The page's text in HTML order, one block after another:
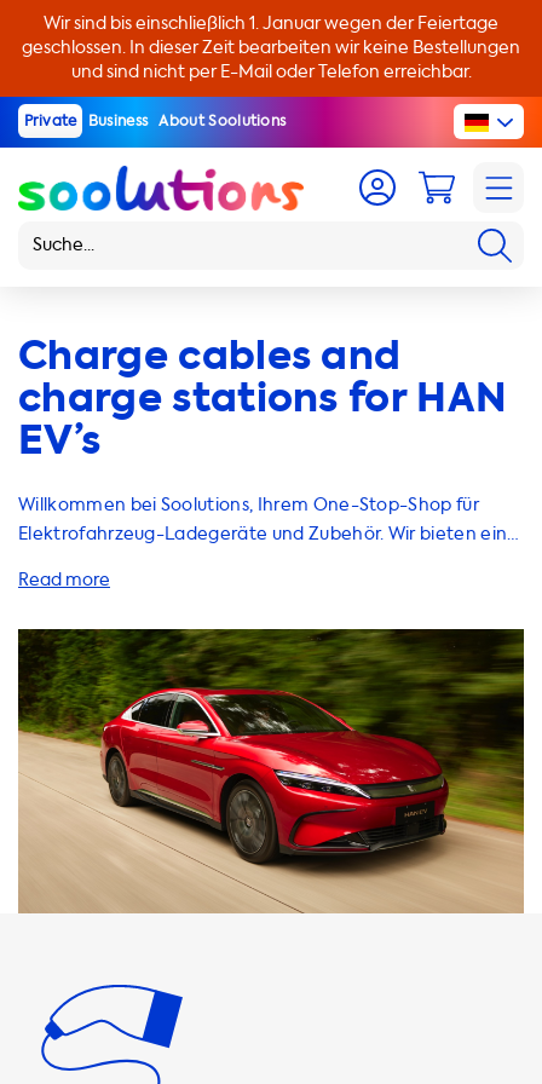
Wir sind bis einschließlich 1. Januar wegen der Feiertage
geschlossen. In dieser Zeit bearbeiten wir keine Bestellungen
und sind nicht per E-Mail oder Telefon erreichbar.
Private Business About Soolutions
Charge cables and
charge stations for HAN
EV’s
Willkommen bei Soolutions, Ihrem One-Stop-Shop für
Elektrofahrzeug-Ladegeräte und Zubehör. Wir bieten eine
Ihr Elektrofahrzeug-Ladeerlebnis zu verbessern. Unsere
Elektrofahrzeugbesitzer. Mit einer Heimladestation
können Sie Ihr Elektrofahrzeug bequem und schnell von zu
Hause aus aufladen. Unsere Ladestationen sind in
verschiedenen Ausführungen erhältlich und bieten eine
Ladeleistung von bis zu 22 kW. Bitte beachten Sie, dass die
maximale Ladeleistung von Ihrem Elektrofahrzeug
abhängt und die meisten Elektrofahrzeuge nur mit einer
Ladeleistung von bis zu 11 kW laden können. Wir bieten
auch eine breite Palette von Ladekabeln, Adaptern und
Zubehör an, um sicherzustellen, dass Sie Ihr
Ausführungen erhältlich und können mit einer
Ladeleistung von bis zu 22 kW geliefert werden. Bitte
beachten Sie, dass Ihr Elektrofahrzeug nur so schnell laden